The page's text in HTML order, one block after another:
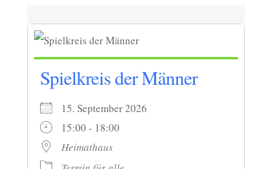
Spielkreis der Männer
15. September 2026
15:00 - 18:00
Heimathaus